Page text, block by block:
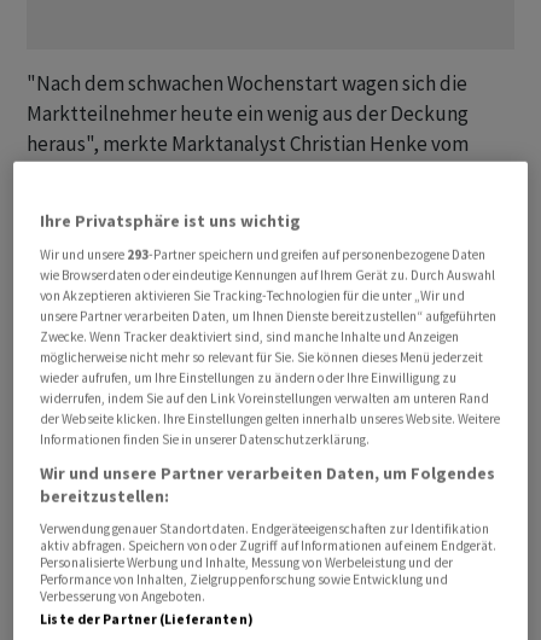
"Nach dem schwachen Wochenstart wagen sich die
Marktteilnehmer heute ein wenig aus der Deckung
heraus", merkte Marktanalyst Christian Henke vom
Richtungswechsel an den Börsen fördere.
Neuen Zahlen aus China zur Preisentwicklung hatten
zwar einmal mehr enttäuscht und sogar
Deflationssorgen geschürt. Doch die
Negativnachrichten haben ihre positive Kehrseite. "Die
Notenbanken in Washington und Frankfurt müssen sich
nun durchaus fragen, ob sie in dieser Situation die
Zinsen noch weiter erhöhen können, wenn die Deflation
aus Asien quasi importiert wird", so
Kapitalmarktstratege Jürgen Molnar vom Broker
RoboMarkets. "Die Preisentwicklung in China könnte
damit ein weiteres Puzzleteil für die Vollendung der
Zinserhöhungszyklen von Federal Reserve und
Ihre Privatsphäre ist uns wichtig
Wir und unsere 293-Partner speichern und greifen auf personenbezogene Daten
wie Browserdaten oder eindeutige Kennungen auf Ihrem Gerät zu. Durch Auswahl
von Akzeptieren aktivieren Sie Tracking-Technologien für die unter „Wir und
unsere Partner verarbeiten Daten, um Ihnen Dienste bereitzustellen“ aufgeführten
Zwecke. Wenn Tracker deaktiviert sind, sind manche Inhalte und Anzeigen
möglicherweise nicht mehr so relevant für Sie. Sie können dieses Menü jederzeit
wieder aufrufen, um Ihre Einstellungen zu ändern oder Ihre Einwilligung zu
widerrufen, indem Sie auf den Link Voreinstellungen verwalten am unteren Rand
der Webseite klicken. Ihre Einstellungen gelten innerhalb unseres Website. Weitere
Informationen finden Sie in unserer Datenschutzerklärung.
Wir und unsere Partner verarbeiten Daten, um Folgendes
bereitzustellen:
Verwendung genauer Standortdaten. Endgeräteeigenschaften zur Identifikation
aktiv abfragen. Speichern von oder Zugriff auf Informationen auf einem Endgerät.
Personalisierte Werbung und Inhalte, Messung von Werbeleistung und der
Performance von Inhalten, Zielgruppenforschung sowie Entwicklung und
Verbesserung von Angeboten.
Liste der Partner (Lieferanten)